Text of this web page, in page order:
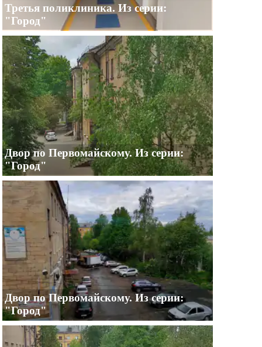
Третья поликлиника. Из серии:
"Город"
Двор по Первомайскому. Из серии:
"Город"
Двор по Первомайскому. Из серии:
"Город"